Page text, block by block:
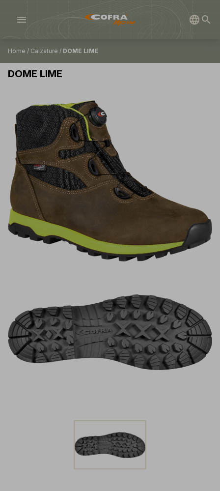
menu
Home / Calzature / DOME LIME
DOME LIME